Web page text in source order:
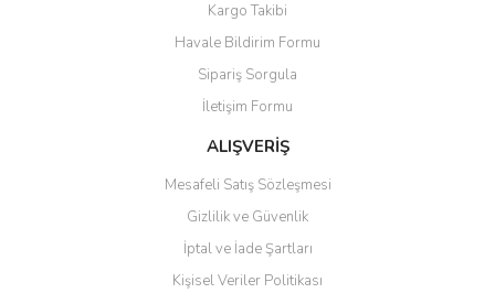
Ürün resmi kalitesiz, bozuk veya görüntülenemiyor.
Ürün açıklamasında eksik bilgiler bulunuyor.
Ürün bilgilerinde hatalar bulunuyor.
Ürün fiyatı diğer sitelerden daha pahalı.
Bu ürüne benzer farklı alternatifler olmalı.
Gönder
Kargo Takibi
Havale Bildirim Formu
Sipariş Sorgula
İletişim Formu
ALIŞVERİŞ
Mesafeli Satış Sözleşmesi
Gizlilik ve Güvenlik
İptal ve İade Şartları
Kişisel Veriler Politikası